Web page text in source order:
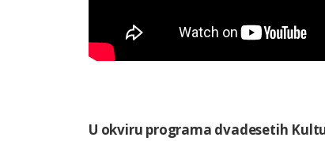
U okviru programa dvadesetih